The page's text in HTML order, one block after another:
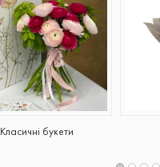
Класичні букети